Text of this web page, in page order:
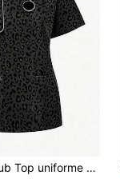
leopardata vintage a contrasto, adatto per il lavoro, il pendolarismo e l'ospedale per animali domestici